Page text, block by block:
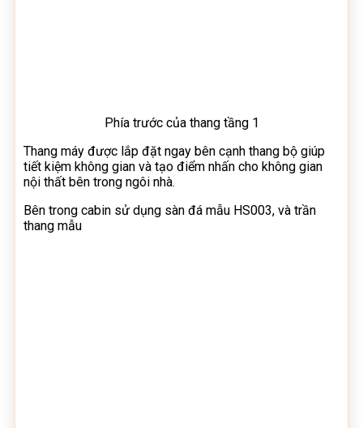
Phía trước của thang tầng 1
Thang máy được lắp đặt ngay bên cạnh thang bộ giúp
tiết kiệm không gian và tạo điểm nhấn cho không gian
nội thất bên trong ngôi nhà.
Bên trong cabin sử dụng sàn đá mẫu HS003, và trần
thang mẫu